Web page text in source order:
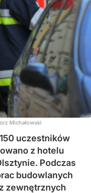
Michałowski
uczestników
z hotelu
Podczas
budowlanych
zewnętrznych